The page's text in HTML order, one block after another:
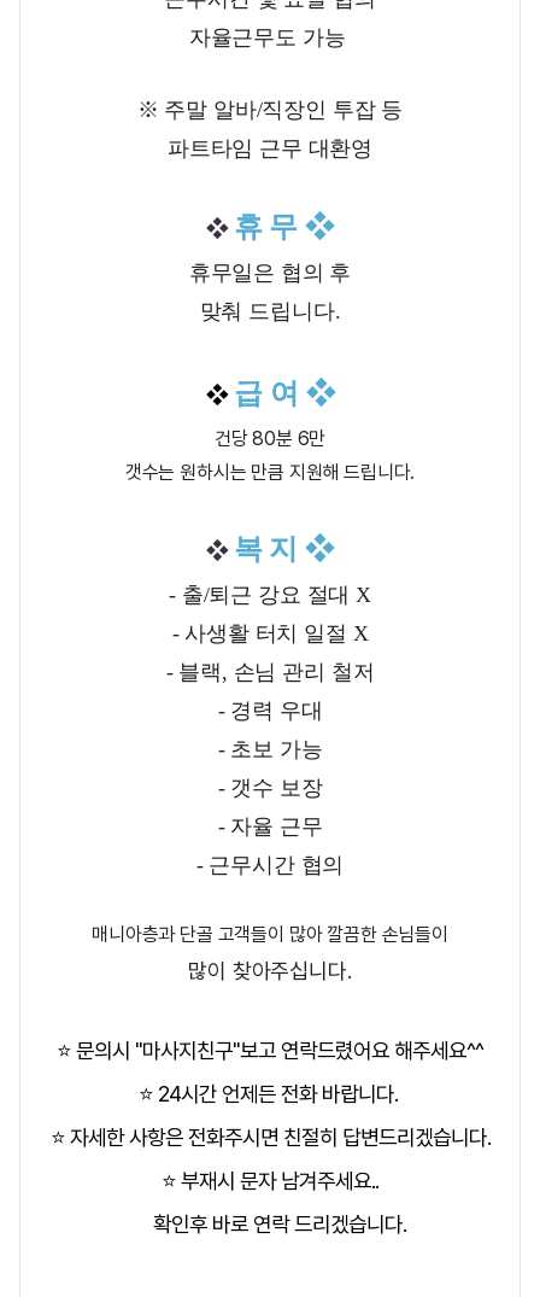
자율근무도 가능
※ 주말 알바/직장인 투잡 등
파트타임 근무 대환영
❖ 휴 무 ❖
휴무일은 협의 후
맞춰 드립니다.
❖ 급 여 ❖
건당 80분 6만
갯수는 원하시는 만큼 지원해 드립니다.
❖ 복 지 ❖
- 출/퇴근 강요 절대 X
- 사생활 터치 일절 X
- 블랙, 손님 관리 철저
- 경력 우대
- 초보 가능
- 갯수 보장
-자율 근무
- 근무시간 협의
매니아층과 단골 고객들이 많아 깔끔한 손님들이
많이 찾아주십니다.
⭐ 문의시 "마사지친구"보고 연락드렸어요 해주세요^^
⭐ 24시간 언제든 전화 바랍니다.
⭐ 자세한 사항은 전화주시면 친절히 답변드리겠습니다.
⭐ 부재시 문자 남겨주세요..
확인후 바로 연락 드리겠습니다.